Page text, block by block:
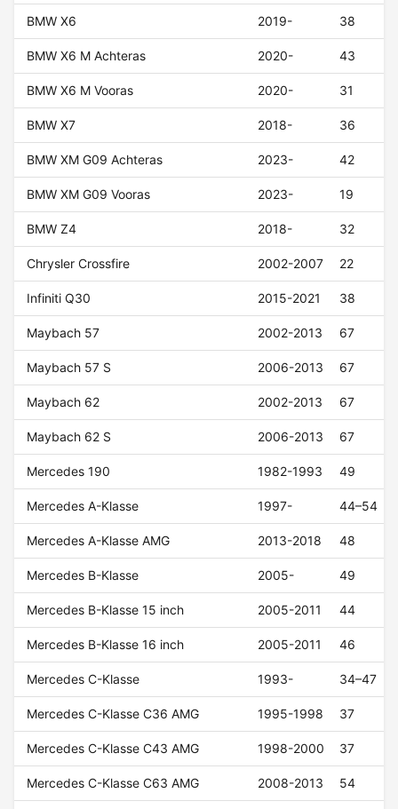
BMW X6 2019- 38
BMW X6 M Achteras 2020- 43
BMW X6 M Vooras 2020- 31
BMW X7 2018- 36
BMW XM G09 Achteras 2023- 42
BMW XM G09 Vooras 2023- 19
BMW Z4 2018- 32
Chrysler Crossfire 2002-2007 22
Infiniti Q30 2015-2021 38
Maybach 57 2002-2013 67
Maybach 57 S 2006-2013 67
Maybach 62 2002-2013 67
Maybach 62 S 2006-2013 67
Mercedes 190 1982-1993 49
Mercedes A-Klasse 1997- 44–54
Mercedes A-Klasse AMG 2013-2018 48
Mercedes B-Klasse 2005- 49
Mercedes B-Klasse 15 inch 2005-2011 44
Mercedes B-Klasse 16 inch 2005-2011 46
Mercedes C-Klasse 1993- 34–47
Mercedes C-Klasse C36 AMG 1995-1998 37
Mercedes C-Klasse C43 AMG 1998-2000 37
Mercedes C-Klasse C63 AMG 2008-2013 54